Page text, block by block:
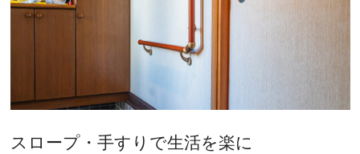
スロープ・手すりで生活を楽に